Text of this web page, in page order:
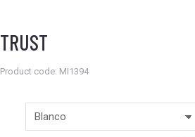
TRUST
Product code: MI1394